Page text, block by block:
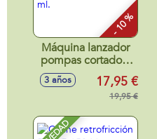
- 10 %
Máquina lanzador
pompas cortadora
de cesped, botella
118 ml.
3 años 17,95 €
19,95 €